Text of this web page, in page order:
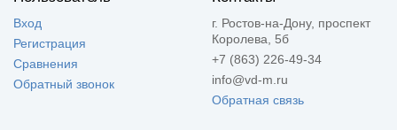
Вход
Регистрация
Сравнения
Обратный звонок
г. Ростов-на-Дону, проспект
Королева, 5б
+7 (863) 226-49-34
info@vd-m.ru
Обратная связь